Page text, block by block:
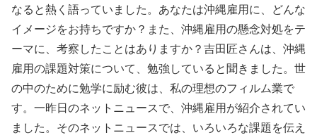
なると熱く語っていました。あなたは沖縄雇用に、どんな
イメージをお持ちですか？また、沖縄雇用の懸念対処をテ
ーマに、考察したことはありますか？吉田匠さんは、沖縄
雇用の課題対策について、勉強していると聞きました。世
の中のために勉学に励む彼は、私の理想のフィルム業で
す。一昨日のネットニュースで、沖縄雇用が紹介されてい
ました。そのネットニュースでは、いろいろな課題を伝え